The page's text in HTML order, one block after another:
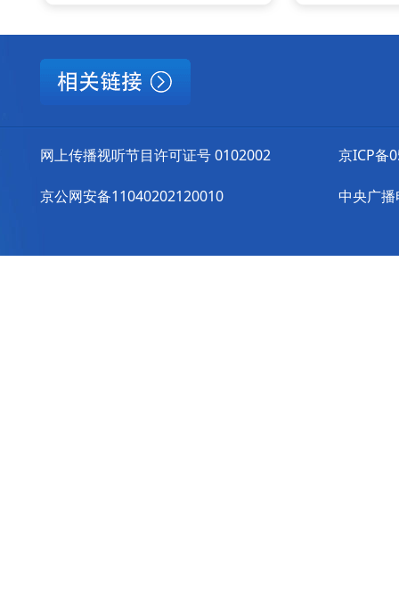
网上传播视听节目许可证号 0102002
京公网安备11040202120010
京ICP备
中央广